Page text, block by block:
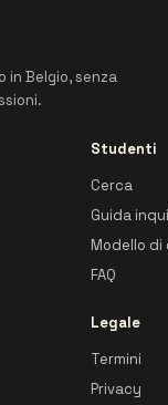
in Belgio, senza
Studenti
Cerca
Guida
Modello
FAQ
Legale
Termini
Privacy